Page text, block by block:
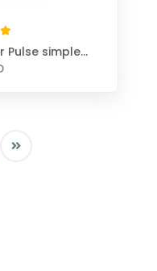
Pulse simple